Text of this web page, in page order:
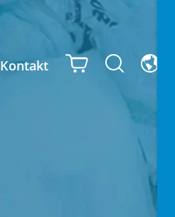
Kontakt